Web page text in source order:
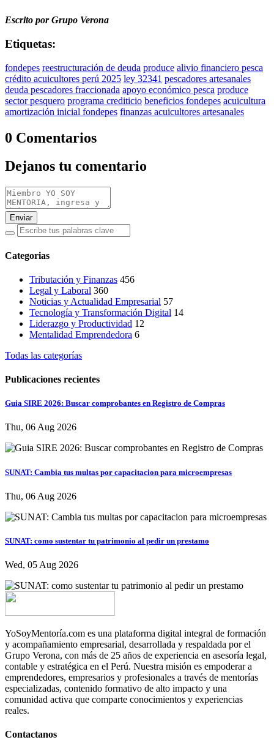
Escrito por Grupo Verona
Etiquetas:
fondepes reestructuración de deuda produce alivio financiero pesca
crédito acuicultores perú 2025 ley 32341 pescadores artesanales
deuda pescadores fraccionada apoyo económico pesca produce
sector pesquero programa crediticio beneficios fondepes acuicultura
amortización inicial fondepes finanzas acuicultores artesanales
0 Comentarios
Dejanos tu comentario
Enviar
Categorias
Tributación y Finanzas 456
Legal y Laboral 360
Noticias y Actualidad Empresarial 57
Tecnología y Transformación Digital 14
Liderazgo y Productividad 12
Mentalidad Emprendedora 6
Todas las categorías
Publicaciones recientes
Guia SIRE 2026: Buscar comprobantes en Registro de Compras
Thu, 06 Aug 2026
SUNAT: Cambia tus multas por capacitacion para microempresas
Thu, 06 Aug 2026
SUNAT: como sustentar tu patrimonio al pedir un prestamo
Wed, 05 Aug 2026
YoSoyMentoría.com es una plataforma digital integral de formación
y acompañamiento empresarial, desarrollada y respaldada por el
Grupo Verona, con más de 25 años de experiencia en asesoría legal,
contable y estratégica en el Perú. Nuestra misión es empoderar a
emprendedores, empresarios y profesionales a través de mentorías
especializadas, contenido formativo de alto impacto y una
comunidad activa que comparte conocimientos y experiencias
reales.
Contactanos